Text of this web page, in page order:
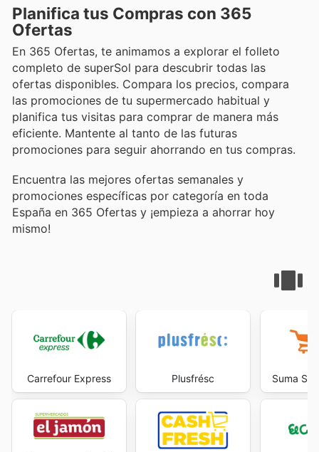
Planifica tus Compras con 365
Ofertas
En 365 Ofertas, te animamos a explorar el folleto
completo de superSol para descubrir todas las
ofertas disponibles. Compara los precios, compara
las promociones de tu supermercado habitual y
planifica tus visitas para comprar de manera más
eficiente. Mantente al tanto de las futuras
promociones para seguir ahorrando en tus compras.
Encuentra las mejores ofertas semanales y
promociones específicas por categoría en toda
España en 365 Ofertas y ¡empieza a ahorrar hoy
mismo!
Carrefour Express Plusfrésc Suma